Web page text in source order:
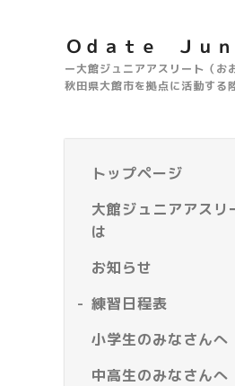
Ｏｄａｔｅ Ｊｕ
ー大館ジュニアアスリート（お
秋田県大館市を拠点に活動する
トップページ
大館ジュニアアスリ
は
お知らせ
練習日程表
小学生のみなさんへ
中高生のみなさんへ